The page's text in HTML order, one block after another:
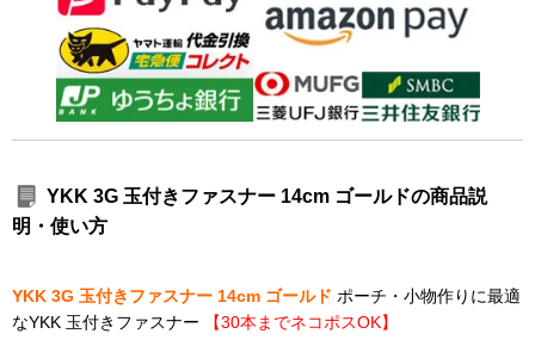
YKK 3G 玉付きファスナー 14cm ゴールドの商品説
明・使い方
YKK 3G 玉付きファスナー 14cm ゴールド ポーチ・小物作りに最適
なYKK 玉付きファスナー
【30本までネコポスOK】